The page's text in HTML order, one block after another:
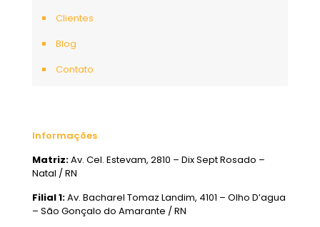
Clientes
Blog
Contato
Informações
Matriz:Av. Cel. Estevam, 2810 – Dix Sept Rosado –
Natal / RN
Filial 1:Av. Bacharel Tomaz Landim, 4101 – Olho D’agua
– São Gonçalo do Amarante / RN